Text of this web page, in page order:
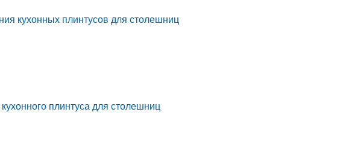
кухонных плинтусов для столешниц
плинтуса для столешниц